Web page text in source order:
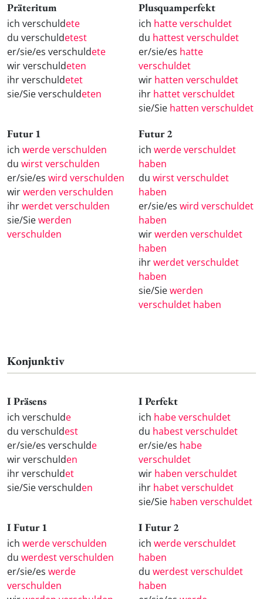
Präteritum
ich verschuldete
du verschuldetest
er/sie/es verschuldete
wir verschuldeten
ihr verschuldetet
sie/Sie verschuldeten
Plusquamperfekt
ich hatte verschuldet
du hattest verschuldet
er/sie/es hatte
verschuldet
wir hatten verschuldet
ihr hattet verschuldet
sie/Sie hatten verschuldet
Futur 1
ich werde verschulden
du wirst verschulden
er/sie/es wird verschulden
wirwerden verschulden
ihrwerdet verschulden
sie/Siewerden
verschulden
Futur 2
ich werde verschuldet
haben
du wirst verschuldet
haben
er/sie/es wird verschuldet
haben
wirwerden verschuldet
haben
ihrwerdet verschuldet
haben
sie/Siewerden
verschuldet haben
Konjunktiv
I Präsens
ich verschulde
du verschuldest
er/sie/es verschulde
wir verschulden
ihr verschuldet
sie/Sie verschulden
I Perfekt
ich habe verschuldet
du habest verschuldet
er/sie/es habe
verschuldet
wir haben verschuldet
ihr habet verschuldet
sie/Sie haben verschuldet
I Futur 1
ich werde verschulden
du werdest verschulden
er/sie/es werde
verschulden
I Futur 2
ich werde verschuldet
haben
du werdest verschuldet
haben